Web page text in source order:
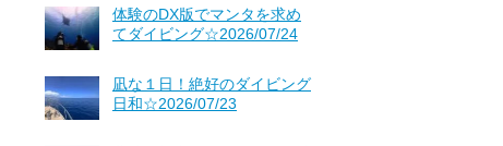
体験のDX版でマンタを求め
てダイビング☆2026/07/24
凪な１日！絶好のダイビング
日和☆2026/07/23